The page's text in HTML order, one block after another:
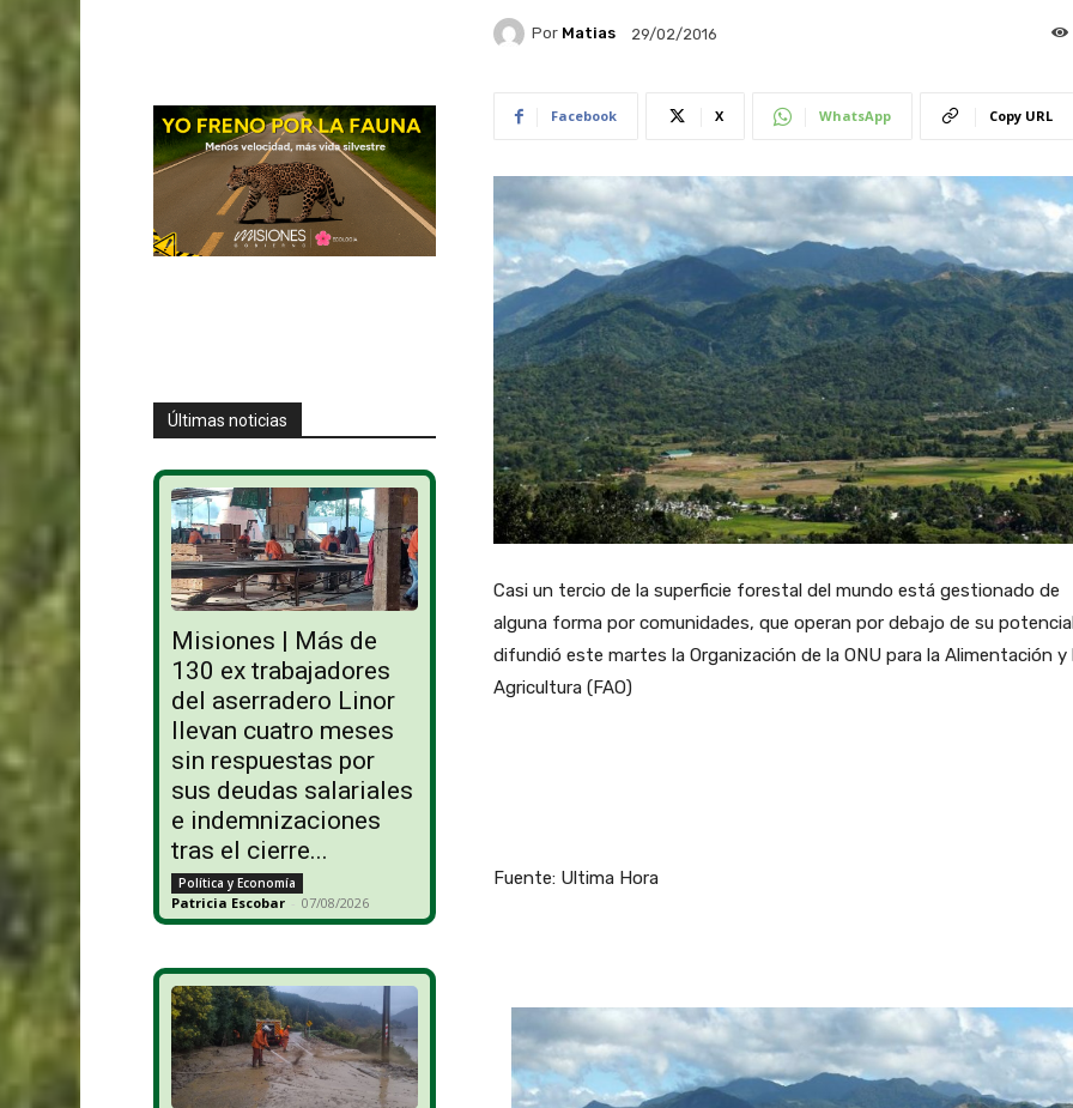
Últimas noticias
Misiones | Más de
130 ex trabajadores
del aserradero Linor
llevan cuatro meses
sin respuestas por
sus deudas salariales
e indemnizaciones
tras el cierre...
Política y Economía
Patricia Escobar - 07/08/2026
Por Matias 29/02/2016
Facebook X WhatsApp Copy URL
Casi un tercio de la superficie forestal del mundo está gestionado de
alguna forma por comunidades, que operan por debajo de su
difundió este martes la Organización de la ONU para la Alimentación y
Agricultura (FAO)
Fuente: Ultima Hora